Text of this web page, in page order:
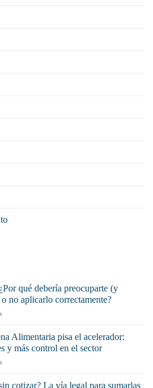
qué debería preocuparte (y
no aplicarlo correctamente?
en
Igualdad:
¿Por
qué
preocuparte
Alimentaria pisa el acelerador:
y más control en el sector
en
Ley cotizar? La vía legal para sumarlas